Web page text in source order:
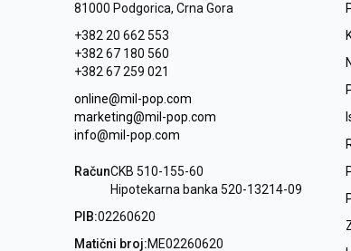
81000 Podgorica, Crna Gora
+382 20 662 553
+382 67 180 560
+382 67 259 021
online@mil-pop.com
marketing@mil-pop.com
info@mil-pop.com
RačunCKB 510-155-60
Hipotekarna banka 520-13214-09
PIB:02260620
Matični broj:ME02260620